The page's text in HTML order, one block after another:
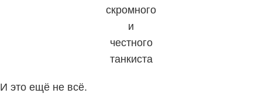
скромного
и
честного
танкиста
И это ещё не всё.